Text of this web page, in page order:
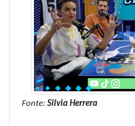
Fonte: Silvia Herrera